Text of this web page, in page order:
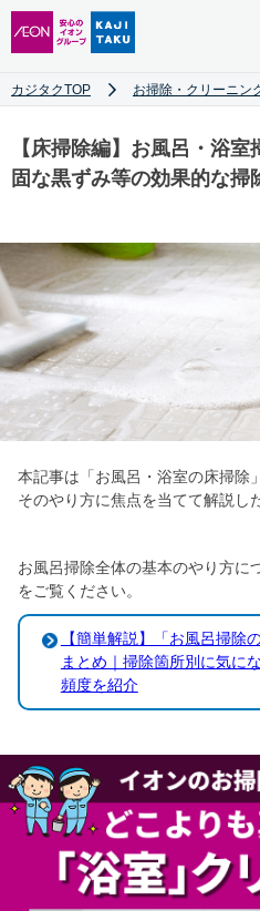
カジタクTOP お掃除・クリーニン
【床掃除編】お風呂・浴
固な黒ずみ等の効果的な掃
本記事は「お風呂・浴室の床掃除
そのやり方に焦点を当てて解説し
お風呂掃除全体の基本のやり方に
をご覧ください。
【簡単解説】「お風呂掃
まとめ｜掃除箇所別に気に
頻度を紹介